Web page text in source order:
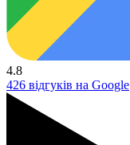
4.8
426 відгуків на Google